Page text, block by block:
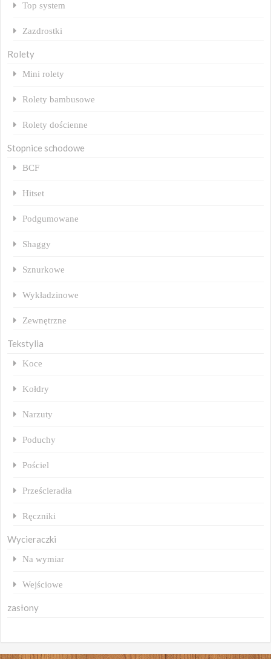
Top system
Zazdrostki
Rolety
Mini rolety
Rolety bambusowe
Rolety dościenne
Stopnice schodowe
BCF
Hitset
Podgumowane
Shaggy
Sznurkowe
Wykładzinowe
Zewnętrzne
Tekstylia
Koce
Kołdry
Narzuty
Poduchy
Pościel
Prześcieradła
Ręczniki
Wycieraczki
Na wymiar
Wejściowe
zasłony